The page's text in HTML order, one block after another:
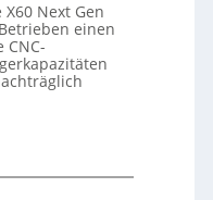
Next Gen
einen